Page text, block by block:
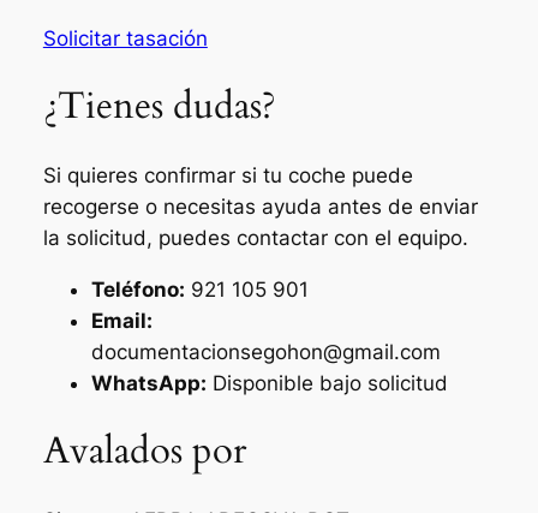
Solicitar tasación
¿Tienes dudas?
Si quieres confirmar si tu coche puede
recogerse o necesitas ayuda antes de enviar
la solicitud, puedes contactar con el equipo.
Teléfono: 921 105 901
Email:
documentacionsegohon@gmail.com
WhatsApp: Disponible bajo solicitud
Avalados por